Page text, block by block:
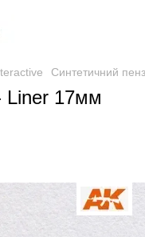
Синтетичний
Liner 17мм